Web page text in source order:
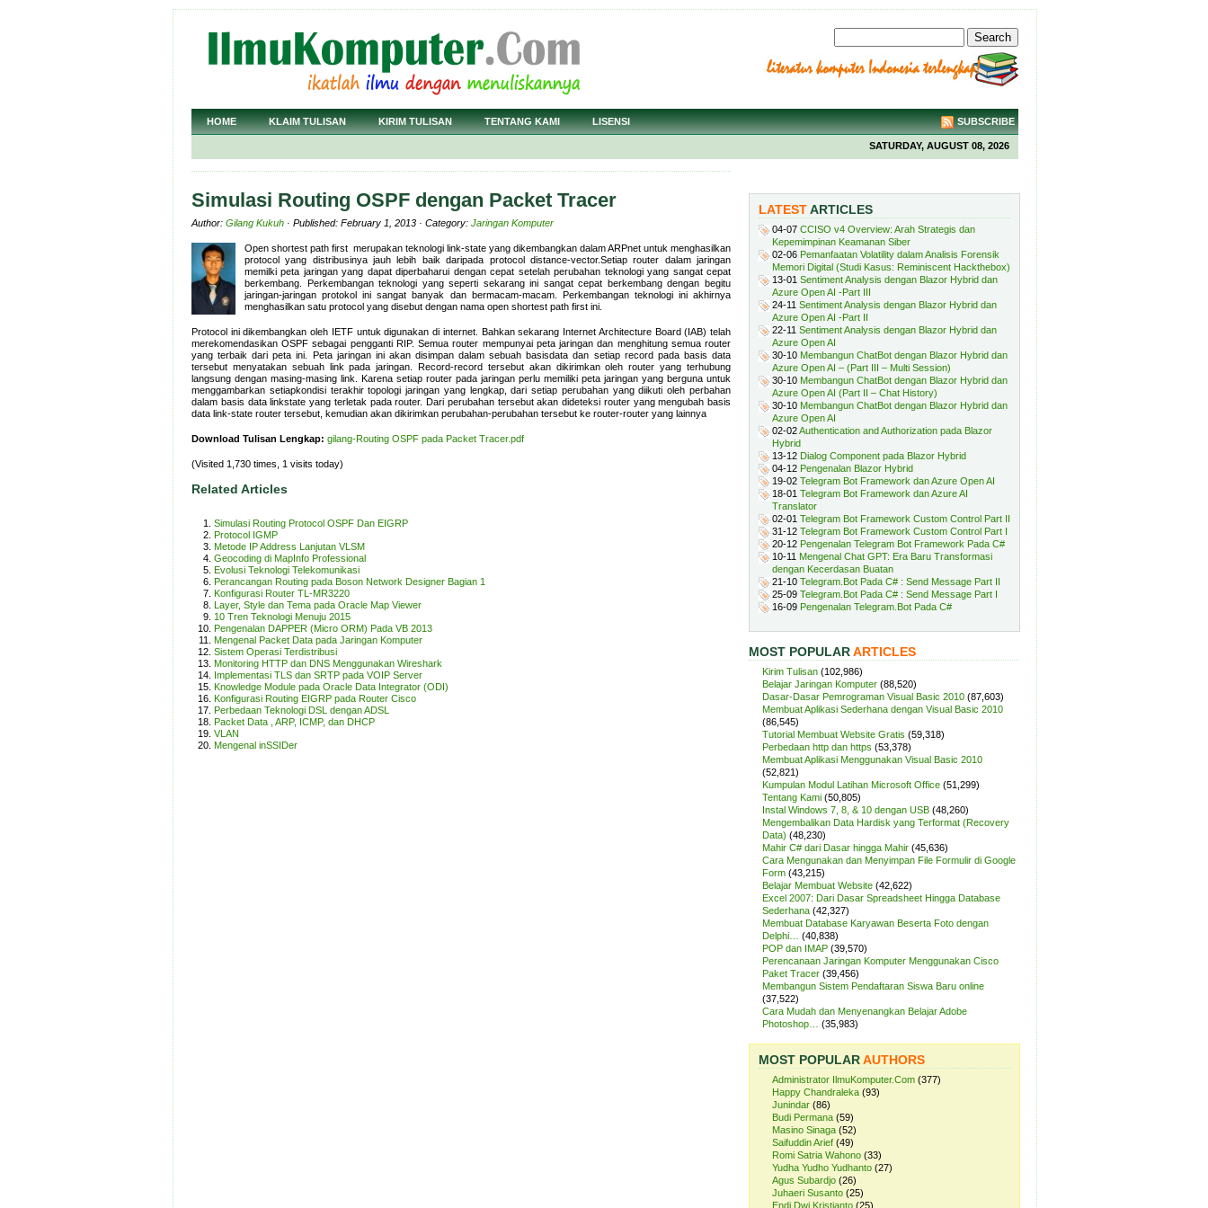
HOME KLAIM TULISAN KIRIM TULISAN TENTANG KAMI LISENSI SUBSCRIBE
SATURDAY, AUGUST 08, 2026
Simulasi Routing OSPF dengan Packet Tracer
Author: Gilang Kukuh · Published: February 1, 2013 · Category: Jaringan Komputer
Open shortest path first merupakan teknologi link-state yang dikembangkan dalam ARPnet untuk menghasilkan
protocol yang distribusinya jauh lebih baik daripada protocol distance-vector.Setiap router dalam jaringan
memilki peta jaringan yang dapat diperbaharui dengan cepat setelah perubahan teknologi yang sangat cepat
berkembang. Perkembangan teknologi yang seperti sekarang ini sangat cepat berkembang dengan begitu
jaringan-jaringan protokol ini sangat banyak dan bermacam-macam. Perkembangan teknologi ini akhirnya
menghasilkan satu protocol yang disebut dengan nama open shortest path first ini.
Protocol ini dikembangkan oleh IETF untuk digunakan di internet. Bahkan sekarang Internet Architecture Board (IAB) telah
merekomendasikan OSPF sebagai pengganti RIP. Semua router mempunyai peta jaringan dan menghitung semua router
yang terbaik dari peta ini. Peta jaringan ini akan disimpan dalam sebuah basisdata dan setiap record pada basis data
tersebut menyatakan sebuah link pada jaringan. Record-record tersebut akan dikirimkan oleh router yang terhubung
langsung dengan masing-masing link. Karena setiap router pada jaringan perlu memiliki peta jaringan yang berguna untuk
menggambarkan setiapkondisi terakhir topologi jaringan yang lengkap, dari setiap perubahan yang diikuti oleh perbahan
dalam basis data linkstate yang terletak pada router. Dari perubahan tersebut akan dideteksi router yang mengubah basis
data link-state router tersebut, kemudian akan dikirimkan perubahan-perubahan tersebut ke router-router yang lainnya
Download Tulisan Lengkap: gilang-Routing OSPF pada Packet Tracer.pdf
(Visited 1,730 times, 1 visits today)
Related Articles
Simulasi Routing Protocol OSPF Dan EIGRP
Protocol IGMP
Metode IP Address Lanjutan VLSM
Geocoding di MapInfo Professional
Evolusi Teknologi Telekomunikasi
Perancangan Routing pada Boson Network Designer Bagian 1
Konfigurasi Router TL-MR3220
Layer, Style dan Tema pada Oracle Map Viewer
10 Tren Teknologi Menuju 2015
Pengenalan DAPPER (Micro ORM) Pada VB 2013
Mengenal Packet Data pada Jaringan Komputer
Sistem Operasi Terdistribusi
Monitoring HTTP dan DNS Menggunakan Wireshark
Implementasi TLS dan SRTP pada VOIP Server
Knowledge Module pada Oracle Data Integrator (ODI)
Konfigurasi Routing EIGRP pada Router Cisco
Perbedaan Teknologi DSL dengan ADSL
Packet Data , ARP, ICMP, dan DHCP
VLAN
Mengenal inSSIDer
LATESTARTICLES
04-07 CCISO v4 Overview: Arah Strategis dan
Kepemimpinan Keamanan Siber
02-06 Pemanfaatan Volatility dalam Analisis Forensik
Memori Digital (Studi Kasus: Reminiscent Hackthebox)
13-01 Sentiment Analysis dengan Blazor Hybrid dan
Azure Open AI -Part III
24-11 Sentiment Analysis dengan Blazor Hybrid dan
Azure Open AI -Part II
22-11 Sentiment Analysis dengan Blazor Hybrid dan
Azure Open AI
30-10 Membangun ChatBot dengan Blazor Hybrid dan
Azure Open AI – (Part III – Multi Session)
30-10 Membangun ChatBot dengan Blazor Hybrid dan
Azure Open AI (Part II – Chat History)
30-10 Membangun ChatBot dengan Blazor Hybrid dan
Azure Open AI
02-02Authentication and Authorization pada Blazor
Hybrid
13-12 Dialog Component pada Blazor Hybrid
04-12 Pengenalan Blazor Hybrid
19-02 Telegram Bot Framework dan Azure Open AI
18-01 Telegram Bot Framework dan Azure AI
Translator
02-01 Telegram Bot Framework Custom Control Part II
31-12 Telegram Bot Framework Custom Control Part I
20-12 Pengenalan Telegram Bot Framework Pada C#
10-11 Mengenal Chat GPT: Era Baru Transformasi
dengan Kecerdasan Buatan
21-10 Telegram.Bot Pada C# : Send Message Part II
25-09 Telegram.Bot Pada C# : Send Message Part I
16-09 Pengenalan Telegram.Bot Pada C#
MOST POPULARARTICLES
Kirim Tulisan (102,986)
Belajar Jaringan Komputer (88,520)
Dasar-Dasar Pemrograman Visual Basic 2010 (87,603)
Membuat Aplikasi Sederhana dengan Visual Basic 2010
(86,545)
Tutorial Membuat Website Gratis (59,318)
Perbedaan http dan https (53,378)
Membuat Aplikasi Menggunakan Visual Basic 2010
(52,821)
Kumpulan Modul Latihan Microsoft Office (51,299)
Tentang Kami (50,805)
Instal Windows 7, 8, & 10 dengan USB (48,260)
Mengembalikan Data Hardisk yang Terformat (Recovery
Data) (48,230)
Mahir C# dari Dasar hingga Mahir (45,636)
Cara Mengunakan dan Menyimpan File Formulir di Google
Form (43,215)
Belajar Membuat Website (42,622)
Excel 2007: Dari Dasar Spreadsheet Hingga Database
Sederhana (42,327)
Membuat Database Karyawan Beserta Foto dengan
Delphi…
(40,838)
POP dan IMAP (39,570)
Perencanaan Jaringan Komputer Menggunakan Cisco
Paket Tracer (39,456)
Membangun Sistem Pendaftaran Siswa Baru online
(37,522)
Cara Mudah dan Menyenangkan Belajar Adobe
Photoshop…
(35,983)
MOST POPULARAUTHORS
Administrator IlmuKomputer.Com (377)
Happy Chandraleka (93)
Junindar (86)
Budi Permana (59)
Masino Sinaga (52)
Saifuddin Arief (49)
Romi Satria Wahono (33)
Yudha Yudho Yudhanto (27)
Agus Subardjo (26)
Juhaeri Susanto (25)
Endi Dwi Kristianto (25)